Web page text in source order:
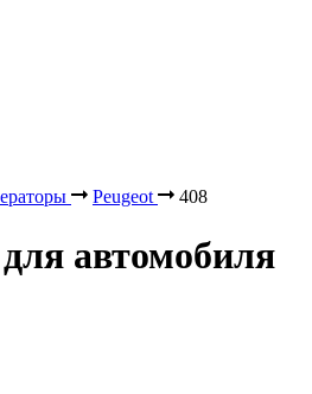
Peugeot 408
автомобиля